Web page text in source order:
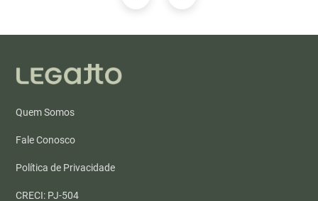
Quem Somos
Fale Conosco
Política de Privacidade
CRECI: PJ-504